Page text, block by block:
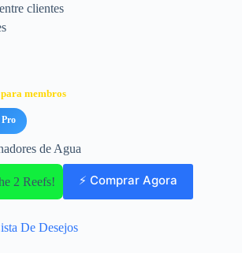
clientes
membros
de Agua
2 Reefs! ⚡ Comprar Agora
De Desejos